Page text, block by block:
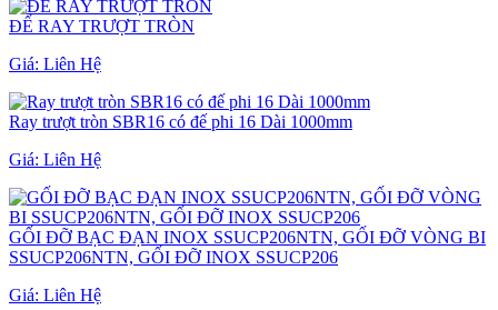
ĐẾ RAY TRƯỢT TRÒN
Giá: Liên Hệ
Ray trượt tròn SBR16 có đế phi 16 Dài 1000mm
Giá: Liên Hệ
GỐI ĐỠ BẠC ĐẠN INOX SSUCP206NTN, GỐI ĐỠ VÒNG BI
SSUCP206NTN, GỐI ĐỠ INOX SSUCP206
Giá: Liên Hệ